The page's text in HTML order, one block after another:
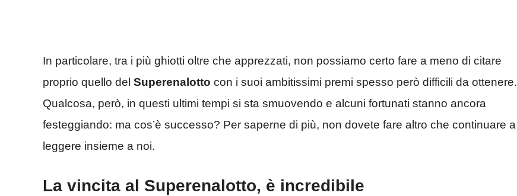
In particolare, tra i più ghiotti oltre che apprezzati, non possiamo certo fare a meno di citare
proprio quello del Superenalotto con i suoi ambitissimi premi spesso però difficili da ottenere.
Qualcosa, però, in questi ultimi tempi si sta smuovendo e alcuni fortunati stanno ancora
festeggiando: ma cos’è successo? Per saperne di più, non dovete fare altro che continuare a
leggere insieme a noi.
La vincita al Superenalotto, è incredibile